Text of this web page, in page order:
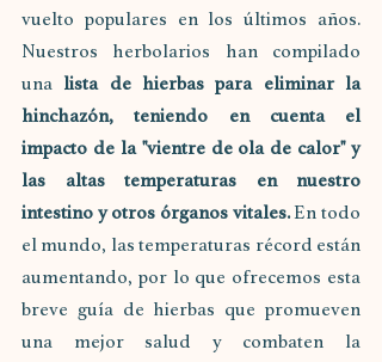
vuelto populares en los últimos años.
Nuestros herbolarios han compilado
una lista de hierbas para eliminar la
hinchazón, teniendo en cuenta el
impacto de la "vientre de ola de calor" y
las altas temperaturas en nuestro
intestino y otros órganos vitales. En todo
el mundo, las temperaturas récord están
aumentando, por lo que ofrecemos esta
breve guía de hierbas que promueven
una mejor salud y combaten la